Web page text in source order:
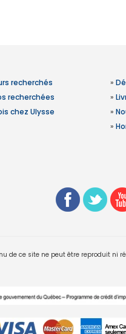
recherchés
recherchées
chez Ulysse
»
»
»
»
de ce site ne peut être reproduit ni